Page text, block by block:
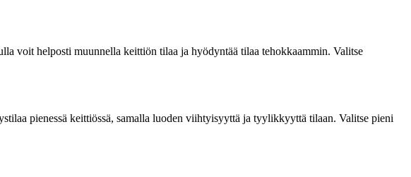
voit helposti muunnella keittiön tilaa ja hyödyntää tilaa tehokkaammin. Valitse
pienessä keittiössä, samalla luoden viihtyisyyttä ja tyylikkyyttä tilaan. Valitse pieni